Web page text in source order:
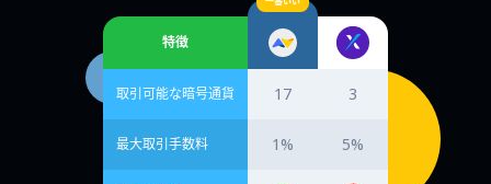
特徴
取引可能な暗号通貨 17 3
最大取引手数料 1% 5%